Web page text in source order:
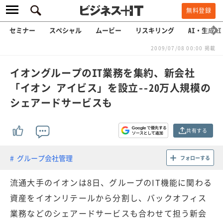
無料登録
セミナー スペシャル ムービー リスキリング AI・生成AI
2009/07/08 00:00 掲載
イオングループのIT業務を集約、新会社
「イオン アイビス」を設立--20万人規模の
シェアードサービスも
共有する
グループ会社管理 フォローする
流通大手のイオンは8日、グループのIT機能に関わる
資産をイオンリテールから分割し、バックオフィス
業務などのシェアードサービスも合わせて担う新会